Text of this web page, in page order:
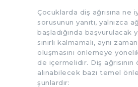
Çocuklarda diş ağrısına ne
sorusunun yanıtı, yalnızca
başladığında başvurulacak
sınırlı kalmamalı, aynı
oluşmasını önlemeye
de içermelidir. Diş
alınabilecek bazı temel
şunlardır: